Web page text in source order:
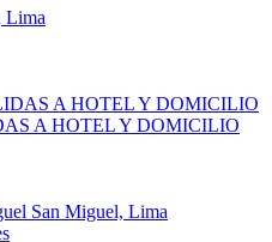
Lima
A HOTEL Y DOMICILIO
San Miguel, Lima